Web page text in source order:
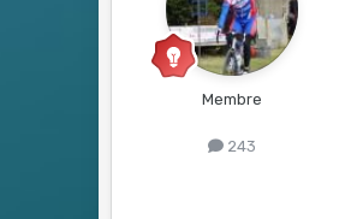
Membre
243